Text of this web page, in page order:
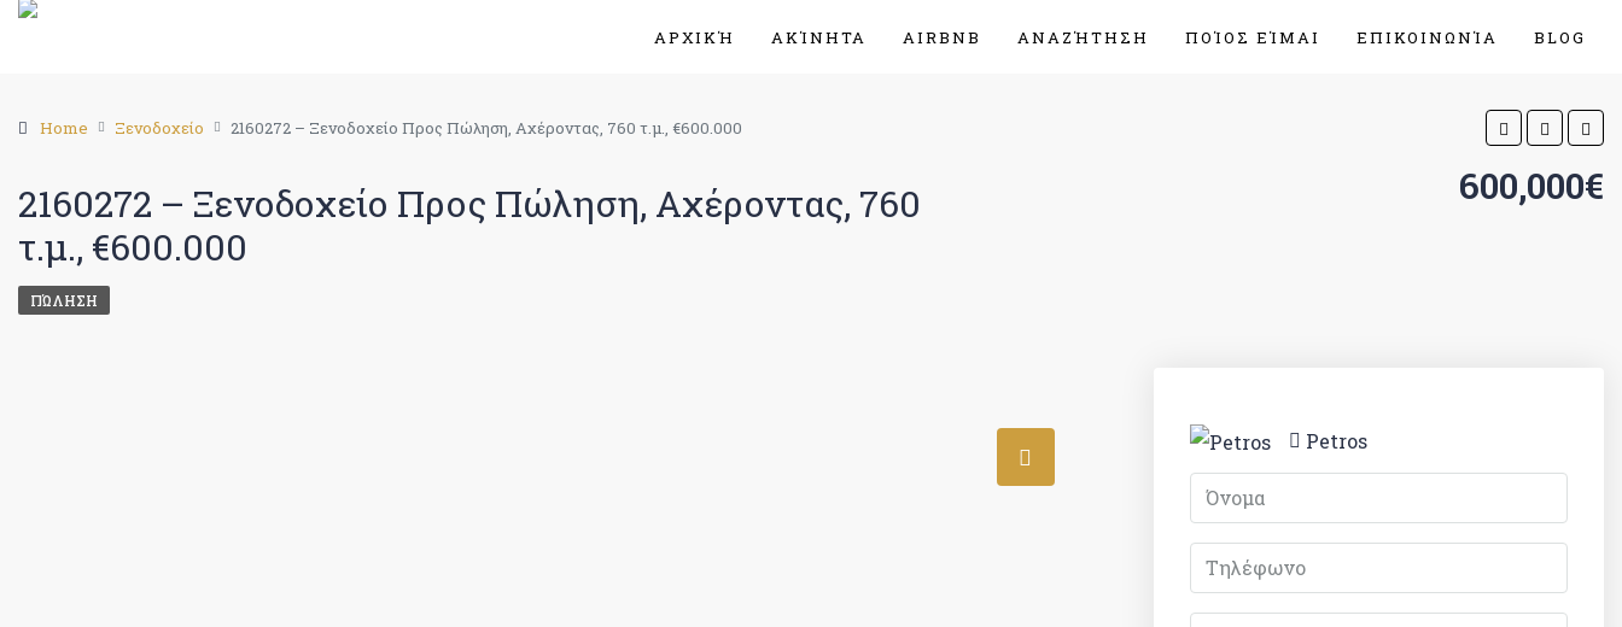
ΑΡΧΙΚΉ ΑΚΊΝΗΤΑ AIRBNB ΑΝΑΖΉΤΗΣΗ ΠΟΊΟΣ ΕΊΜΑΙ ΕΠΙΚΟΙΝΩΝΊΑ BLOG
Home Ξενοδοχείο 2160272 – Ξενοδοχείο Προς Πώληση, Αχέροντας, 760 τ.μ., €600.000
2160272 – Ξενοδοχείο Προς Πώληση, Αχέροντας, 760
τ.μ., €600.000
600,000€
ΠΏΛΗΣΗ
Petros